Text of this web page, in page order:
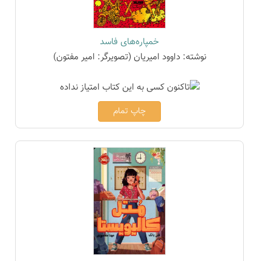
خمپاره‌های فاسد
نوشته: داوود امیریان (تصویرگر: امیر مفتون)
چاپ تمام